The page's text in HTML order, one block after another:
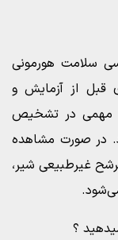
سلامت هورمونی
قبل از آزمایش و
مهمی در تشخیص
در صورت مشاهده
غیرطبیعی شیر،
؟